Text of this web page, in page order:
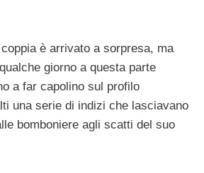
è arrivato a sorpresa, ma
giorno a questa parte
a far capolino sul profilo
una serie di indizi che lasciavano
bomboniere agli scatti del suo